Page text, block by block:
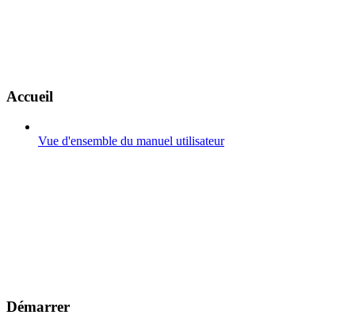
Accueil
Vue d'ensemble du manuel utilisateur
Démarrer